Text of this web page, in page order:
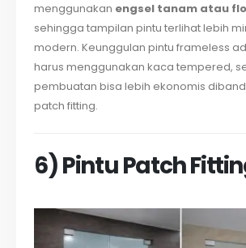
menggunakan engsel tanam atau
sehingga tampilan pintu terlihat lebih
modern. Keunggulan pintu frameless
harus menggunakan kaca tempered,
pembuatan bisa lebih ekonomis
patch fitting.
6) Pintu Patch